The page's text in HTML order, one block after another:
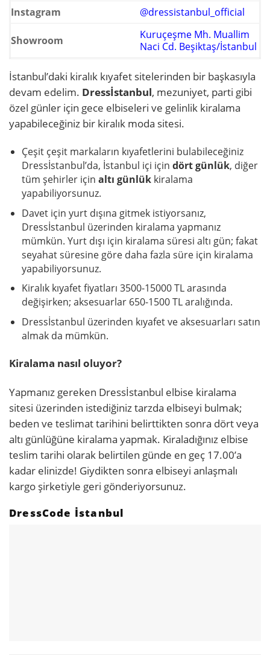
Instagram
@dressistanbul_official
Showroom
Kuruçeşme Mh. Muallim
Naci Cd. Beşiktaş/İstanbul
İstanbul’daki kiralık kıyafet sitelerinden bir başkasıyla
devam edelim. Dressİstanbul, mezuniyet, parti gibi
özel günler için gece elbiseleri ve gelinlik kiralama
yapabileceğiniz bir kiralık moda sitesi.
Çeşit çeşit markaların kıyafetlerini bulabileceğiniz
Dressİstanbul’da, İstanbul içi için dört günlük, diğer
tüm şehirler için altı günlük kiralama
yapabiliyorsunuz.
Davet için yurt dışına gitmek istiyorsanız,
Dressİstanbul üzerinden kiralama yapmanız
mümkün. Yurt dışı için kiralama süresi altı gün; fakat
seyahat süresine göre daha fazla süre için kiralama
yapabiliyorsunuz.
Kiralık kıyafet fiyatları 3500-15000 TL arasında
değişirken; aksesuarlar 650-1500 TL aralığında.
Dressİstanbul üzerinden kıyafet ve aksesuarları satın
almak da mümkün.
Kiralama nasıl oluyor?
Yapmanız gereken Dressİstanbul elbise kiralama
sitesi üzerinden istediğiniz tarzda elbiseyi bulmak;
beden ve teslimat tarihini belirttikten sonra dört veya
altı günlüğüne kiralama yapmak. Kiraladığınız elbise
teslim tarihi olarak belirtilen günde en geç 17.00’a
kadar elinizde! Giydikten sonra elbiseyi anlaşmalı
kargo şirketiyle geri gönderiyorsunuz.
DressCode İstanbul